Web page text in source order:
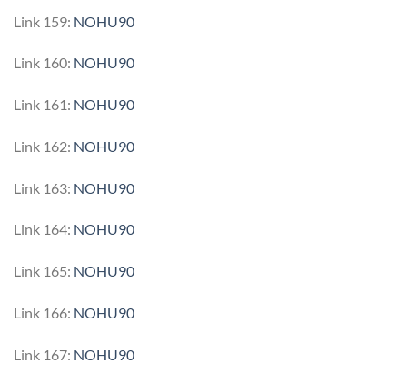
Link 159: NOHU90
Link 160: NOHU90
Link 161: NOHU90
Link 162: NOHU90
Link 163: NOHU90
Link 164: NOHU90
Link 165: NOHU90
Link 166: NOHU90
Link 167: NOHU90